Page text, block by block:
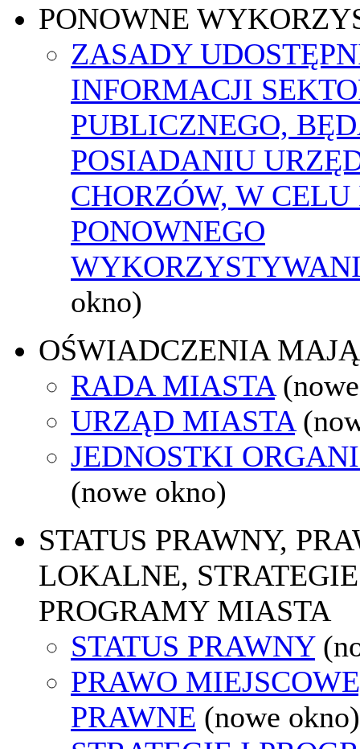
PONOWNE
ZASADY
INFORMACJI
PUBLICZNEGO,
POSIADANIU
CHORZÓW, W
PONOWNEGO
okno)
OŚWIADCZENIA
RADA MIASTA
URZĄD MIASTA
JEDNOSTKI
(nowe okno)
STATUS PRAWNY,
LOKALNE,
PROGRAMY MIASTA
STATUS PRAWNY
PRAWO
PRAWNE (nowe okno)